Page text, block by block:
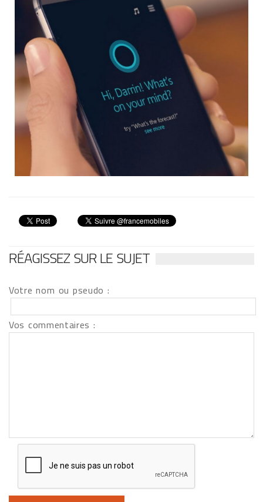
RÉAGISSEZ SUR LE SUJET
Votre nom ou pseudo :
Vos commentaires :